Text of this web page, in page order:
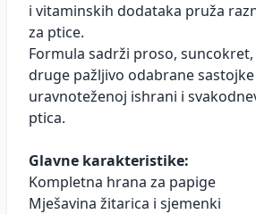
i vitaminskih dodataka pruža
za ptice.
Formula sadrži proso,
druge pažljivo odabrane
uravnoteženoj ishrani i
ptica.
Glavne karakteristike:
Kompletna hrana za papige
Mješavina žitarica i sjemenki